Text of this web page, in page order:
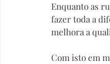
Enquanto as
fazer toda a
melhora a
Com isto em